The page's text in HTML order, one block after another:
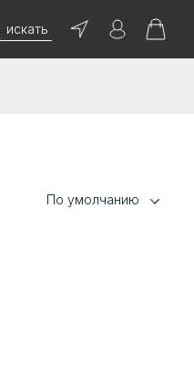
искать
По умолчанию